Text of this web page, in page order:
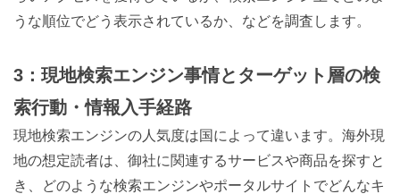
うな順位でどう表示されているか、などを調査します。
3：現地検索エンジン事情とターゲット層の検
索行動・情報入手経路
現地検索エンジンの人気度は国によって違います。海外現
地の想定読者は、御社に関連するサービスや商品を探すと
き、どのような検索エンジンやポータルサイトでどんなキ